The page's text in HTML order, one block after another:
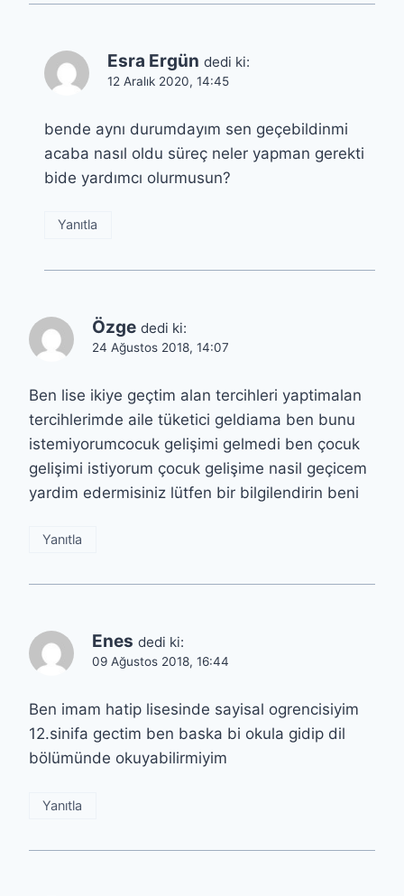
Esra Ergün dedi ki:
12 Aralık 2020, 14:45
bende aynı durumdayım sen geçebildinmi
acaba nasıl oldu süreç neler yapman gerekti
bide yardımcı olurmusun?
Yanıtla
Özge dedi ki:
24 Ağustos 2018, 14:07
Ben lise ikiye geçtim alan tercihleri yaptimalan
tercihlerimde aile tüketici geldiama ben bunu
istemiyorumcocuk gelişimi gelmedi ben çocuk
gelişimi istiyorum çocuk gelişime nasil geçicem
yardim edermisiniz lütfen bir bilgilendirin beni
Yanıtla
Enes dedi ki:
09 Ağustos 2018, 16:44
Ben imam hatip lisesinde sayisal ogrencisiyim
12.sinifa gectim ben baska bi okula gidip dil
bölümünde okuyabilirmiyim
Yanıtla